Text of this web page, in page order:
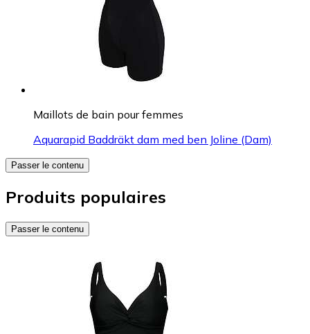
Maillots de bain pour femmes
Aquarapid Baddräkt dam med ben Joline (Dam)
Passer le contenu
Produits populaires
Passer le contenu